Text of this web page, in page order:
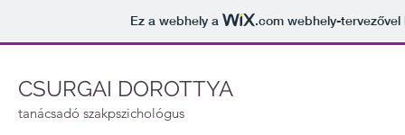
Ez a webhely a .comwebhely-tervezővel
CSURGAI DOROTTYA
tanácsadó szakpszichológus